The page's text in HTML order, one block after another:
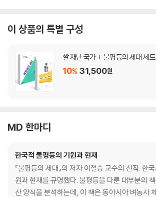
이 상품의 특별 구성
쌀 재난 국가 + 불평등의 세대 세트
10% 31,500원
MD 한마디
한국적 불평등의 기원과 현재
『불평등의 세대』의 저자 이철승 교수의 신작. 한
원과 현재를 규명했다. 불평등을 다룬 대부분의
산 양식을 분석하는데, 이 책은 동아시아 벼농사